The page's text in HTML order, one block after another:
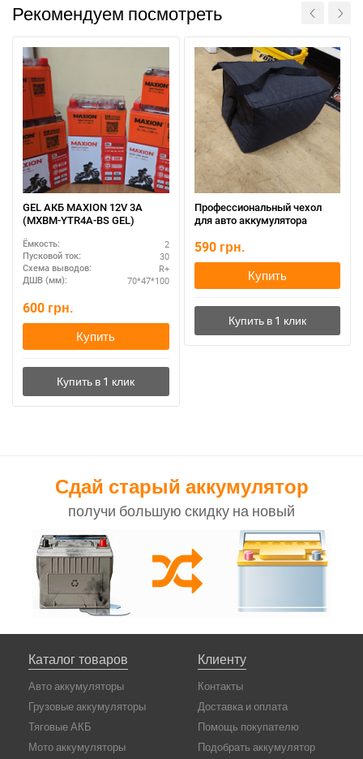
Рекомендуем посмотреть
GEL АКБ MAXION 12V 3A
(MXBM-YTR4A-BS GEL)
Ёмкость: 2
Пусковой ток: 30
Схема выводов: R+
ДШВ (мм): 70*47*100
600 грн.
Купить
Профессиональный чехол
для авто аккумулятора
590 грн.
Купить
Сдай старый аккумулятор
получи большую скидку на новый
Каталог товаров
Авто аккумуляторы
Грузовые аккумуляторы
Тяговые АКБ
Мото аккумуляторы
Клиенту
Контакты
Доставка и оплата
Помощь покупателю
Подобрать аккумулятор